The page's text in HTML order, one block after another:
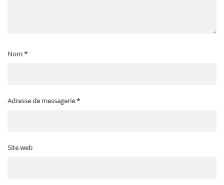
Nom*
Adresse de messagerie*
Site web